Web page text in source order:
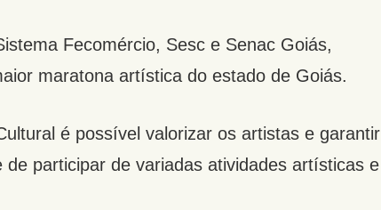
Fecomércio, Sesc e Senac Goiás,
maratona artística do estado de Goiás.
é possível valorizar os artistas e garantir
participar de variadas atividades artísticas e